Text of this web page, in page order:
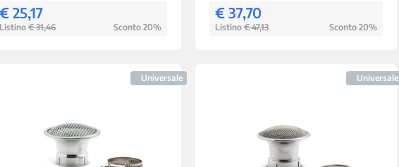
€ 25,17
Listino € 31,46 Sconto 20%
€ 37,70
Listino € 47,13 Sconto 20%
Universale Universale